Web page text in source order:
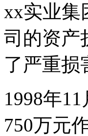
xx实业集
司的资产
了严重损
1998年
750万元